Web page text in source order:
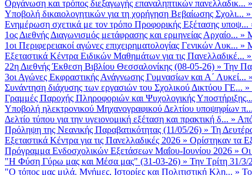
Οργάνωση και τρόπος διεξαγωγής επαναληπτικών πανελλαδικ... »
Υποβολή δικαιολογητικών για τη χορήγηση Βεβαίωσης Σχολι... »
Ενημέρωση σχετικά με τον τρόπο Προφορικής Εξέτασης υποψ...
1ος Διεθνής Διαγωνισμός μετάφρασης και ερμηνείας Αρχαίο... »
1οι Περιφερειακοί αγώνες επιχειρηματολογίας Γενικών Λυκ... »
Εξεταστικά Κέντρα Ειδικών Μαθημάτων για τις Πανελλαδικέ... »
22η Διεθνής Έκθεση Βιβλίου Θεσσαλονίκης (08-05-26) » Την
3οι Αγώνες Εκφραστικής Ανάγνωσης Γυμνασίων και Α΄ Λυκεί... »
Συνάντηση διάχυσης των εργασιών του Σχολικού Δικτύου ΓΕ... »
Γραμμές Παροχής Πληροφοριών και Ψυχολογικής Υποστήριξης...
Υποβολή ηλεκτρονικού Μηχανογραφικού Δελτίου υποψηφίων π...
Δελτίο τύπου για την υγειονομική εξέταση και πρακτική δ... »
Πρόληψη της Νεανικής Παραβατικότητας (11/05/26) » Τη
Εξεταστικά Κέντρα για τις Πανελλαδικές 2026 » Ορίστηκαν τα
Πρόγραμμα Ενδοσχολικών Εξετάσεων Μαΐου-Ιουνίου 2026 » Οι
"Η Φύση Γύρω μας και Μέσα μας" (31-03-26) » Την Τρίτη 31/3/
"Ο τόπος μας μιλά. Μνήμες, Ιστορίες και Πολιτιστική Κλη... »